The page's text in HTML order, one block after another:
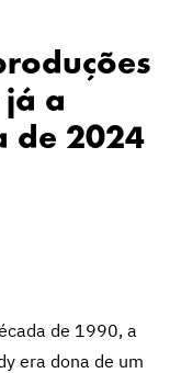
a
de 2024
de 1990, a
era dona de um